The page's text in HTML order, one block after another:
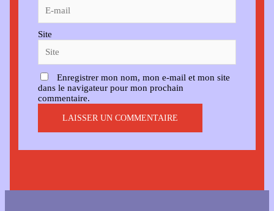
Site
Enregistrer mon nom, mon e-mail et mon site
dans le navigateur pour mon prochain
commentaire.